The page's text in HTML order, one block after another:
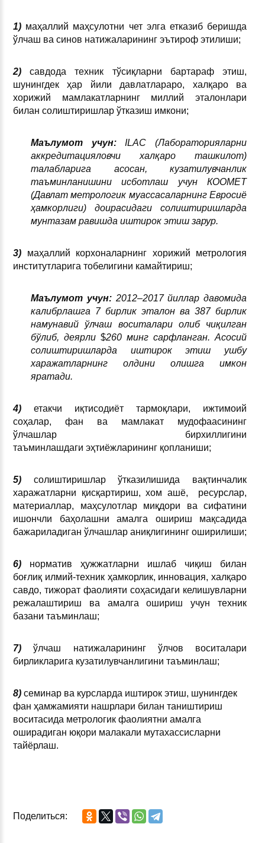
1) маҳаллий маҳсулотни чет элга етказиб беришда
ўлчаш ва синов натижаларининг эътироф этилиши;
2) савдода техник тўсиқларни бартараф этиш,
шунингдек ҳар йили давлатлараро, халқаро ва
хорижий мамлакатларнинг миллий эталонлари
билан солиштиришлар ўтказиш имкони;
Маълумот учун: ILAC (Лабораторияларни
аккредитацияловчи халқаро ташкилот)
талабларига асосан, кузатилувчанлик
таъминланишини исботлаш учун КООМЕТ
(Давлат метрологик муассасаларнинг Евросиё
ҳамкорлиги) доирасидаги солиштиришларда
мунтазам равишда иштирок этиш зарур.
3) маҳаллий корхоналарнинг хорижий метрология
институтларига тобелигини камайтириш;
Маълумот учун: 2012–2017 йиллар давомида
калибрлашга 7 бирлик эталон ва 387 бирлик
намунавий ўлчаш воситалари олиб чиқилган
бўлиб, деярли$260 минг сарфланган. Асосий
солиштиришларда иштирок этиш ушбу
харажатларнинг олдини олишга имкон
яратади.
4) етакчи иқтисодиёт тармоқлари, ижтимоий
соҳалар, фан ва мамлакат мудофаасининг
ўлчашлар бирхиллигини
таъминлашдаги эҳтиёжларининг қопланиши;
5) солиштиришлар ўтказилишида вақтинчалик
харажатларни қисқартириш, хом ашё, ресурслар,
материаллар, маҳсулотлар миқдори ва сифатини
ишончли баҳолашни амалга ошириш мақсадида
бажариладиган ўлчашлар аниқлигининг оширилиши;
6) норматив ҳужжатларни ишлаб чиқиш билан
боғлиқ илмий-техник ҳамкорлик, инновация, халқаро
савдо, тижорат фаолияти соҳасидаги келишувларни
режалаштириш ва амалга ошириш учун техник
базани таъминлаш;
7) ўлчаш натижаларининг ўлчов воситалари
бирликларига кузатилувчанлигини таъминлаш;
8) семинар ва курсларда иштирок этиш, шунингдек
фан ҳамжамияти нашрлари билан таништириш
воситасида метрологик фаолиятни амалга
оширадиган юқори малакали мутахассисларни
тайёрлаш.
Поделиться: